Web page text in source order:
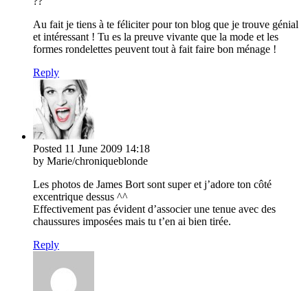
Au fait je tiens à te féliciter pour ton blog que je trouve génial
et intéressant ! Tu es la preuve vivante que la mode et les
formes rondelettes peuvent tout à fait faire bon ménage !
Reply
Posted 11 June 2009 14:18
by Marie/chroniqueblonde
Les photos de James Bort sont super et j’adore ton côté
excentrique dessus ^^
Effectivement pas évident d’associer une tenue avec des
chaussures imposées mais tu t’en ai bien tirée.
Reply